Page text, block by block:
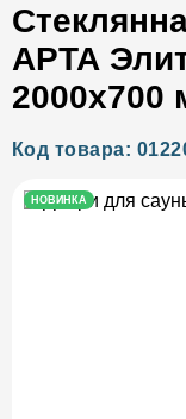
АРТА
2000х700
Код товара:
НОВИНКА